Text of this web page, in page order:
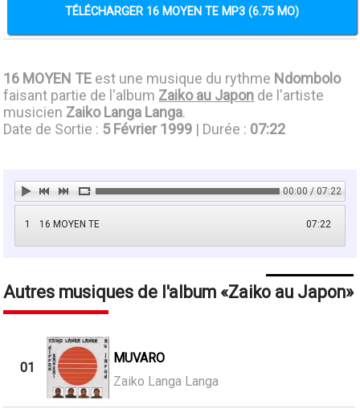
TÉLÉCHARGER 16 MOYEN TE MP3 (6.75 MO)
16 MOYEN TE est une musique du rythme Ndombolo
faisant partie de l'album Zaiko au Japon de l'artiste
musicien Zaiko Langa Langa.
Date de Sortie : 5 Février 1999 | Durée : 07:22
00:00 / 07:22
1 07:22
16 MOYEN TE
Autres musiques de l'album Zaiko au Japon
01
MUVARO
Zaiko Langa Langa